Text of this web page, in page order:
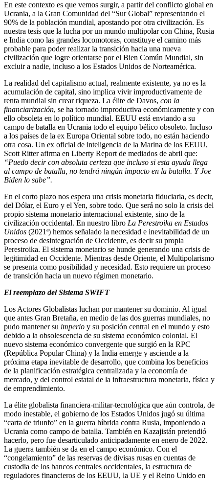
En este contexto es que vemos surgir, a partir del conflicto global en
Ucrania, a la Gran Comunidad del “Sur Global” representando el
90% de la población mundial, apostando por otra civilización. Es
nuestra tesis que la lucha por un mundo multipolar con China, Rusia
e India como las grandes locomotoras, constituye el camino más
probable para poder realizar la transición hacia una nueva
civilización que logre orientarse por el Bien Común Mundial, sin
excluir a nadie, incluso a los Estados Unidos de Norteamérica.
La realidad del capitalismo actual, realmente existente, ya no es la
acumulación de capital, sino implica vivir improductivamente de
renta mundial sin crear riqueza. La élite de Davos, con la
financiarización, se ha tornado improductiva económicamente y con
ello obsoleta en lo político mundial. EEUU está enviando a su
campo de batalla en Ucrania todo el equipo bélico obsoleto. Incluso
a los países de la ex Europa Oriental sobre todo, no están haciendo
otra cosa. Un ex oficial de inteligencia de la Marina de los EEUU,
Scott Ritter afirma en Liberty Report de mediados de abril que:
“Puedo decir con absoluta certeza que incluso si esta ayuda llega
al campo de batalla, no tendrá ningún impacto en la batalla. Y Joe
Biden lo sabe”.
En el corto plazo nos espera una crisis monetaria fiduciaria, es decir,
del Dólar, el Euro y el Yen, sobre todo. Que será no solo la crisis del
propio sistema monetario internacional existente, sino de la
civilización occidental. En nuestro libro La Perestroika en Estados
Unidos (2021ª) hemos señalado la necesidad e inevitabilidad de un
proceso de desintegración de Occidente, es decir su propia
Perestroika. El sistema monetario se hunde generando una crisis de
legitimidad en Occidente. Mientras desde Oriente, el Multipolarismo
se presenta como posibilidad y necesidad. Esto requiere un proceso
de transición hacia un nuevo régimen monetario.
El reemplazo del Sistema SWIFT
Los Actores Globalistas luchan por mantener su dominio. Al igual
que antes Gran Bretaña, en medio de las dos guerras mundiales, no
pudo mantener su imperio y su posición central en el mundo y esto
debido a la obsolescencia de su sistema económico colonial. El
nuevo sistema económico convergente que surgió en la RPC
(República Popular China) y la India emerge y asciende a la
próxima etapa inevitable de desarrollo, que combina los beneficios
de la planificación estratégica centralizada y la economía de
mercado, y del control estatal de la infraestructura monetaria, física y
de emprendimiento.
La élite globalista financiera-militar-tecnológica que aún controla, de
modo inestable, el gobierno de los Estados Unidos jugó su última
“carta de triunfo” en la guerra híbrida contra Rusia, imponiendo a
Ucrania como campo de batalla. También en Kazajistán pretendió
hacerlo, pero fue desarticulado anticipadamente en enero de 2022.
La guerra también se da en el campo económico. Con el
“congelamiento” de las reservas de divisas rusas en cuentas de
custodia de los bancos centrales occidentales, la estructura de
reguladores financieros de los EEUU, la UE y el Reino Unido en